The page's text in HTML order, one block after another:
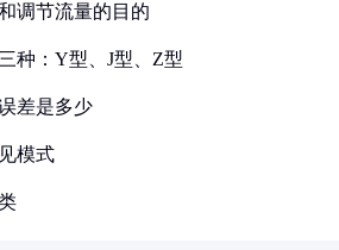
调节流量的目的
种：Y型、J型、Z型
差是多少
模式